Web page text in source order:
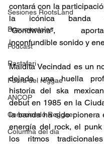
Sesiones RootsLand
Documentales
Podcast
Rastafari
Fuera del reggae
ANCOP
Conociendo Reggae
Columna del día
contará con la
la icónica banda
“Gondwana”,
inconfundible sonido y
Maldita Vecindad es un
dejado una huella
historia del ska
debut en 1985 en la
la banda ha sido pionera
energía del rock, el
los ritmos